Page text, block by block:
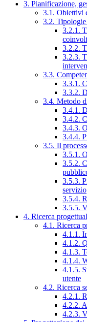
3. Pianificazione,
3.1. Obiettivi
3.2.
3.2.1.
3.2.2.
3.2.3.
3.3.
3.3.1.
3.3.2.
3.4. Metodo
3.4.1.
3.4.2.
3.4.3.
3.4.4.
3.5. Il
3.5.1.
3.5.2.
3.5.3.
servizio
3.5.4.
3.5.5.
4. Ricerca
4.1. Ricerca
4.1.1.
4.1.2.
4.1.3.
4.1.4.
4.1.5.
utente
4.2. Ricerca
4.2.1.
4.2.2.
4.2.3.